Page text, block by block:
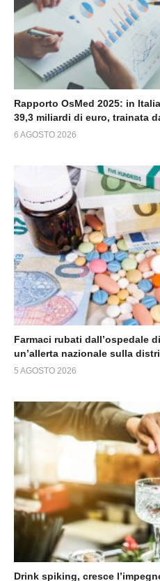
Rapporto OsMed 2025: in
39,3 miliardi di euro, trainata
6 AGOSTO 2026
Farmaci rubati dall’ospedale
un’allerta nazionale sulla
5 AGOSTO 2026
Drink spiking, cresce